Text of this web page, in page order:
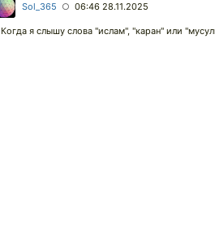
Sol_365 ○ 06:46 28.11.2025
Когда я слышу слова "ислам", "каран" или